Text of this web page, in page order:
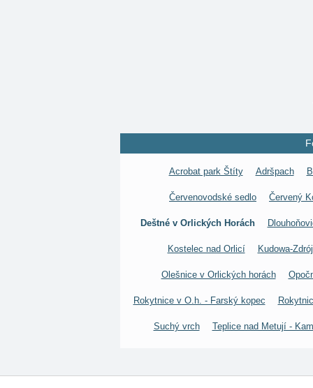
Acrobat park Štíty Adršpach
Červenovodské sedlo Červený
Deštné v Orlických Horách
Kostelec nad Orlicí Kudowa-Zdrój
Olešnice v Orlických horách
Rokytnice v O.h. - Farský kopec
Suchý vrch Teplice nad Metují -